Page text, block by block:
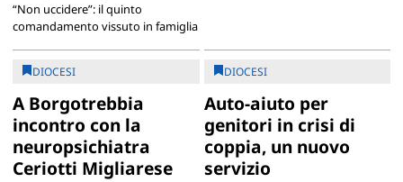
“Non uccidere”: il quinto
comandamento vissuto in famiglia
DIOCESI
A Borgotrebbia
incontro con la
neuropsichiatra
Ceriotti Migliarese
DIOCESI
Auto-aiuto per
genitori in crisi di
coppia, un nuovo
servizio